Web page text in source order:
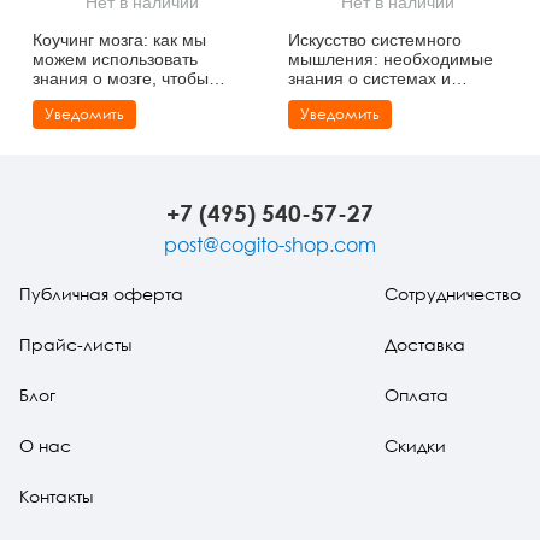
Сказкотерапия
Другие направления психотерапии
Психофизиология
Социальная психология
Учебная литература
Классический и юнгианский психоанализ
Коучинг мозга: как мы
можем использовать
знания о мозге, чтобы
помочь себе развиваться
NEW
Уведомить
Искусство системного
мышления: необходимые
знания о системах и
творческом подходе к
решению проблем
Уведомить
+7 (495) 540-57-27
post@cogito-shop.com
Публичная оферта
Прайс-листы
Блог
О нас
Контакты
Сотрудничество
Доставка
Оплата
Скидки